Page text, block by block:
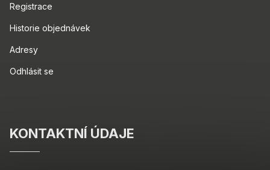
Registrace
Historie objednávek
Adresy
Odhlásit se
KONTAKTNÍ ÚDAJE